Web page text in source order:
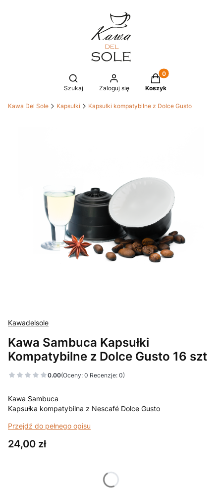
Otwórz wyszukiwarkę
Szukaj Zaloguj się
Produkty w
Koszyk
Kawa Del Sole Kapsułki Kapsułki kompatybilne z Dolce Gusto
Kawadelsole
Kawa Sambuca Kapsułki
Kompatybilne z Dolce Gusto 16 szt
0.00(Oceny: 0 Recenzje: 0)
Kawa Sambuca
Kapsułka kompatybilna z Nescafé Dolce Gusto
Przejdź do pełnego opisu
Cena
24,00 zł
Poszczególne warianty mogą różnić się ceną